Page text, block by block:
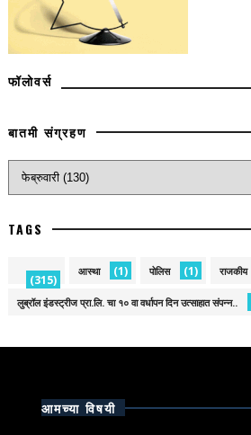
फॉलोवर्स
बातमी संग्रहण
TAGS
(315)
आस्था (1) पोलिस (1) राजकीय
लुब्रॉल इंडस्ट्रीज प्रा.लि. चा १० वा वर्धापन दिन उत्साहात संपन्न..
आमच्या विषयी